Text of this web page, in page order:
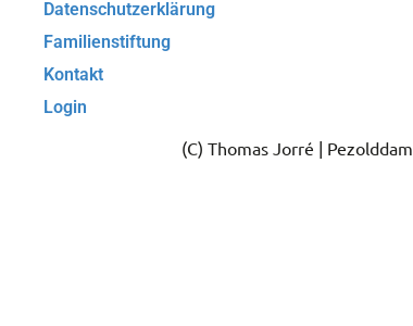
Datenschutzerklärung
Familienstiftung
Kontakt
Login
(C) Thomas Jorré |